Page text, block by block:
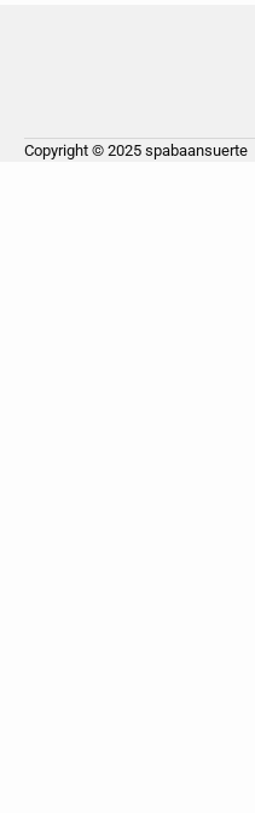
Copyright © 2025 spabaansuerte